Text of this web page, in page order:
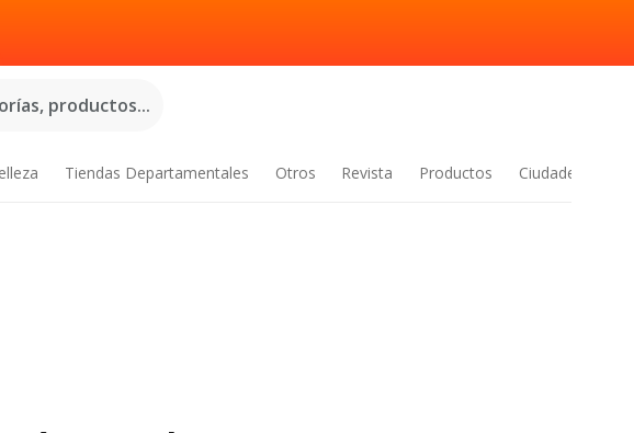
productos...
Tiendas Departamentales Otros Revista Productos Ciudades